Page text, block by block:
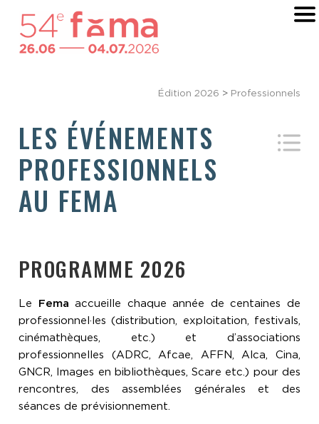
Édition 2026 > Professionnels
LES ÉVÉNEMENTS
PROFESSIONNELS
AU FEMA
PROGRAMME 2026
Le Fema accueille chaque année de centaines de
professionnel·les (distribution, exploitation, festivals,
cinémathèques, etc.) et d’associations
professionnelles (ADRC, Afcae, AFFN, Alca, Cina,
GNCR, Images en bibliothèques, Scare etc.) pour des
rencontres, des assemblées générales et des
séances de prévisionnement.